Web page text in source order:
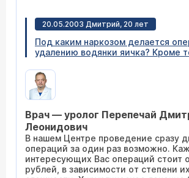
20.05.2003 Дмитрий, 20 лет
Под каким наркозом делается операция по
удалению водянки яичка? Кроме того,
яичка и кисту придатка правого
сколько это будет стоить?
Врач — уролог Перепечай
Леонидович
В нашем Центре проведение сразу двух
операций за один раз возможно.
интересующих Вас операций стоит от 12 тысяч
рублей, в зависимости от степени их